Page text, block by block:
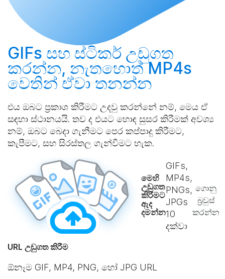
GIFs සහ ස්ටිකර් උඩුගත
කරන්න, නැතහොත් MP4s
වෙතින් ඒවා තනන්න
එය ඔබට ප්‍රකාශ කිරීමට උදවු කරන්නේ නම්, මෙය ඒ
සඳහා ස්ථානයයි. තව ද එයට හොඳ සුසර කිරීමක් අවශ්‍ය
නම්, ඔබට බෙදා ගැනීමට පෙර කප්පාදු කිරීමට,
කැපීමට, සහ සිරස්තල ගැන්වීමට හැක.
මෙහි
උඩුගත
කිරීමට
ඇද
දමන්න
GIFs,
MP4s,
PNGs,
JPGs
10
දක්වා
ගොනු
බ්‍රවුස්
කරන්න
URL උඩුගත කිරීම
ඕනෑම GIF, MP4, PNG, හෝ JPG URL